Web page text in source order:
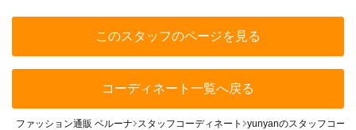
このスタッフのページを見る
コーディネート一覧へ戻る
ファッション通販 ベルーナ スタッフコーディネート yunyanのスタッフコー